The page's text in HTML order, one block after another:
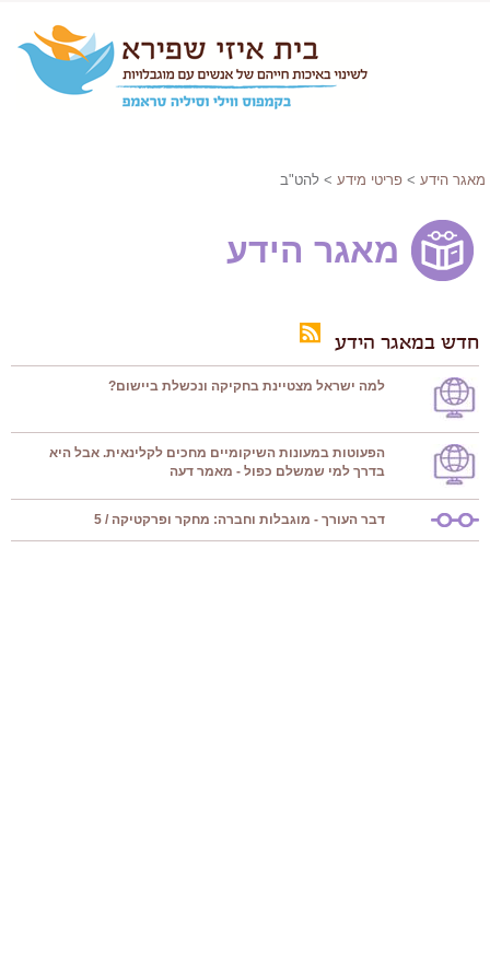
מאגר הידע > פריטי מידע > להט"ב
מאגר הידע
חדש במאגר הידע
למה ישראל מצטיינת בחקיקה ונכשלת ביישום?
הפעוטות במעונות השיקומיים מחכים לקלינאית. אבל היא
בדרך למי שמשלם כפול - מאמר דעה
דבר העורך - מוגבלות וחברה: מחקר ופרקטיקה / 5